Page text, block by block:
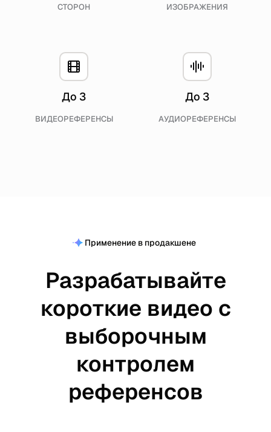
СТОРОН
ИЗОБРАЖЕНИЯ
До 3
ВИДЕОРЕФЕРЕНСЫ
До 3
АУДИОРЕФЕРЕНСЫ
Применение в продакшене
Разрабатывайте
короткие видео с
выборочным
контролем
референсов